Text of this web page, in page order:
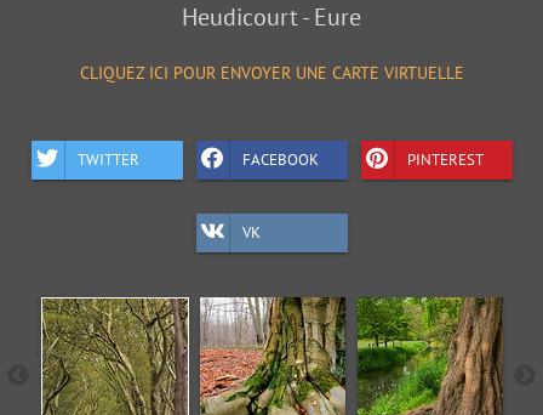
Heudicourt - Eure
CLIQUEZ ICI POUR ENVOYER UNE CARTE VIRTUELLE
TWITTER FACEBOOK PINTEREST
VK